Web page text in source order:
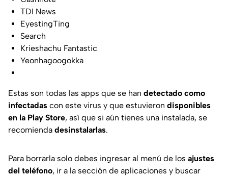
TDI News
EyestingTing
Search
Krieshachu Fantastic
Yeonhagoogokka
Estas son todas las apps que se han detectado como
infectadas con este virus y que estuvieron disponibles
en la Play Store, así que si aún tienes una instalada, se
recomienda desinstalarlas.
Para borrarla solo debes ingresar al menú de los ajustes
del teléfono, ir a la sección de aplicaciones y buscar